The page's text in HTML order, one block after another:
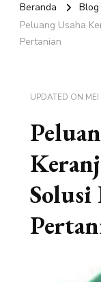
Beranda
Blog
Peluang Usaha
Pertanian
UPDATED ON